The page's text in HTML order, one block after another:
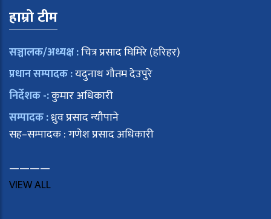
हाम्रो टीम
सञ्चालक/अध्यक्ष :चित्र प्रसाद घिमिरे (हरिहर)
प्रधान सम्पादक :यदुनाथ गौतम देउपुरे
निर्देशक -:कुमार अधिकारी
सम्पादक :ध्रुव प्रसाद न्यौपाने
सह–सम्पादक : गणेश प्रसाद अधिकारी
————
VIEW ALL